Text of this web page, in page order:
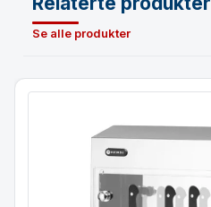
Se alle produkter